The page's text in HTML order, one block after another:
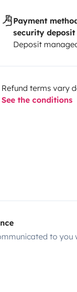
Payment
security deposit
Deposit
Refund terms vary
See the conditions
to you